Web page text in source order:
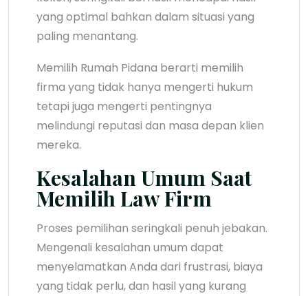
yang optimal bahkan dalam situasi yang
paling menantang.
Memilih Rumah Pidana berarti memilih
firma yang tidak hanya mengerti hukum
tetapi juga mengerti pentingnya
melindungi reputasi dan masa depan klien
mereka.
Kesalahan Umum Saat
Memilih Law Firm
Proses pemilihan seringkali penuh jebakan.
Mengenali kesalahan umum dapat
menyelamatkan Anda dari frustrasi, biaya
yang tidak perlu, dan hasil yang kurang